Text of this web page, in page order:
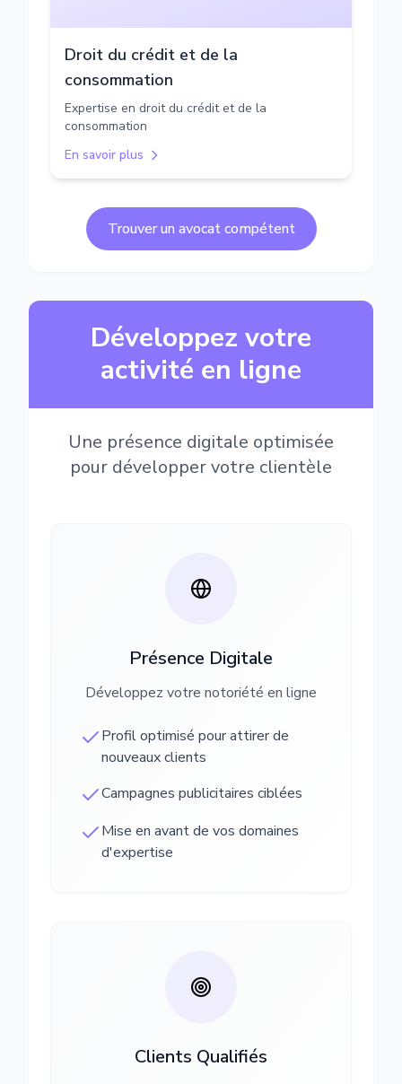
Droit du crédit et de la
consommation
Expertise en droit du crédit et de la
consommation
En savoir plus
Trouver un avocat compétent
Développez votre
activité en ligne
Une présence digitale optimisée
pour développer votre clientèle
Présence Digitale
Développez votre notoriété en ligne
Profil optimisé pour attirer de
nouveaux clients
Campagnes publicitaires ciblées
Mise en avant de vos domaines
d'expertise
Clients Qualifiés